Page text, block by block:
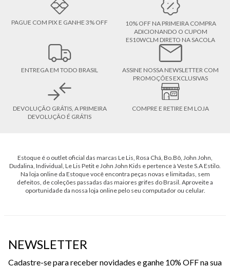
PAGUE COM PIX E GANHE 3% OFF
10% OFF NA PRIMEIRA COMPRA
ADICIONANDO O CUPOM
ES10WCLM DIRETO NA SACOLA
ENTREGA EM TODO BRASIL
ASSINE NOSSA NEWSLETTER COM
PROMOÇÕES EXCLUSIVAS
DEVOLUÇÃO GRÁTIS, A PRIMEIRA
DEVOLUÇÃO É GRÁTIS
COMPRE E RETIRE EM LOJA
Estoque é o outlet oficial das marcas Le Lis, Rosa Chá, Bo.Bô, John John,
Dudalina, Individual, Le Lis Petit e John John Kids e pertence à Veste S.A Estilo.
Na loja online da Estoque você encontra peças novas e limitadas, sem
defeitos, de coleções passadas das maiores grifes do Brasil. Aproveite a
oportunidade da nossa loja online pelo seu computador ou celular.
NEWSLETTER
Cadastre-se para receber novidades e ganhe 10% OFF na sua